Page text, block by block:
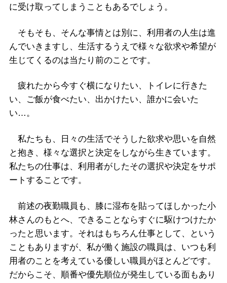
に受け取ってしまうこともあるでしょう。
そもそも、そんな事情とは別に、利用者の人生は進
んでいきますし、生活するうえで様々な欲求や希望が
生じてくるのは当たり前のことです。
疲れたから今すぐ横になりたい、トイレに行きた
い、ご飯が食べたい、出かけたい、誰かに会いた
い…。
私たちも、日々の生活でそうした欲求や思いを自然
と抱き、様々な選択と決定をしながら生きています。
私たちの仕事は、利用者がしたその選択や決定をサポ
ートすることです。
前述の夜勤職員も、膝に湿布を貼ってほしかった小
林さんのもとへ、できることならすぐに駆けつけたか
ったと思います。それはもちろん仕事として、という
こともありますが、私が働く施設の職員は、いつも利
用者のことを考えている優しい職員がほとんどです。
だからこそ、順番や優先順位が発生している面もあり